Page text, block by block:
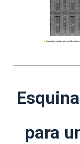
para